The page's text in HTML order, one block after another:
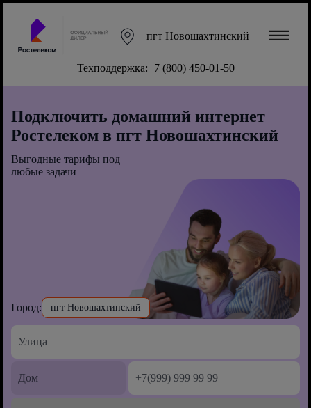
пгт Новошахтинский
Техподдержка:+7 (800) 450-01-50
Подключить домашний интернет
Ростелеком в пгт Новошахтинский
Выгодные тарифы под
любые задачи
Город: пгт Новошахтинский